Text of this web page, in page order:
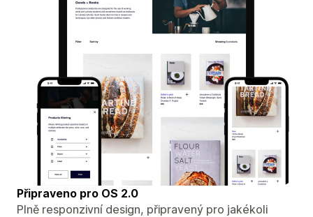
Připraveno pro OS 2.0
Plně responzivní design, připravený pro jakékoli